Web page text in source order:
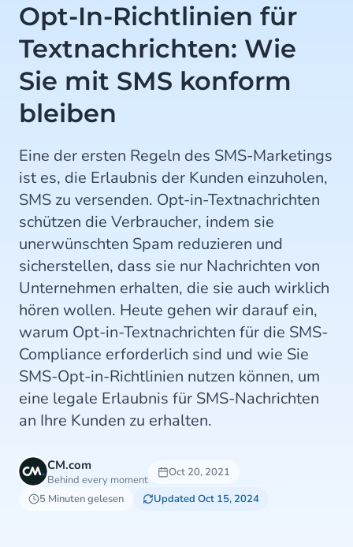
Opt-In-Richtlinien für
Textnachrichten: Wie
Sie mit SMS konform
bleiben
Eine der ersten Regeln des SMS-Marketings
ist es, die Erlaubnis der Kunden einzuholen,
SMS zu versenden. Opt-in-Textnachrichten
schützen die Verbraucher, indem sie
unerwünschten Spam reduzieren und
sicherstellen, dass sie nur Nachrichten von
Unternehmen erhalten, die sie auch wirklich
hören wollen. Heute gehen wir darauf ein,
warum Opt-in-Textnachrichten für die SMS-
Compliance erforderlich sind und wie Sie
SMS-Opt-in-Richtlinien nutzen können, um
eine legale Erlaubnis für SMS-Nachrichten
an Ihre Kunden zu erhalten.
CM.com
Behind every moment
Oct 20, 2021
5 Minuten gelesen
Updated Oct 15, 2024